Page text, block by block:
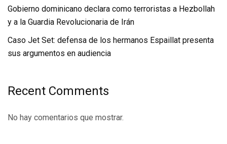
Gobierno dominicano declara como terroristas a Hezbollah
y a la Guardia Revolucionaria de Irán
Caso Jet Set: defensa de los hermanos Espaillat presenta
sus argumentos en audiencia
Recent Comments
No hay comentarios que mostrar.